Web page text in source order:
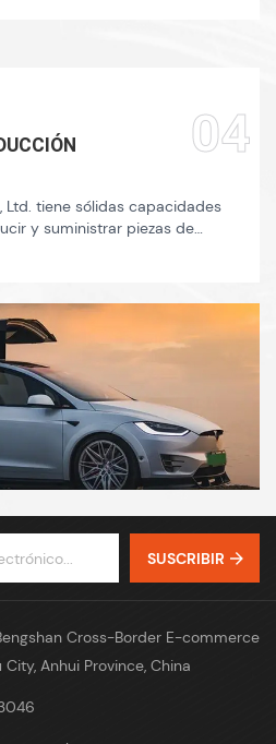
04
Ltd. tiene sólidas capacidades
y suministrar piezas de
SUSCRIBIR
Cross-Border E-commerce
Anhui Province, China